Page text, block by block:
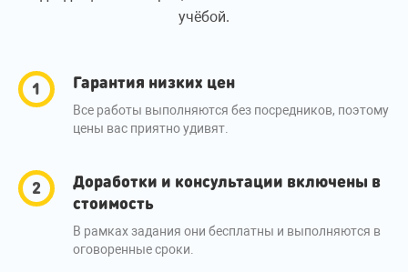
учёбой.
Гарантия низких цен
Все работы выполняются без посредников, поэтому
цены вас приятно удивят.
Доработки и консультации включены в
стоимость
В рамках задания они бесплатны и выполняются в
оговоренные сроки.